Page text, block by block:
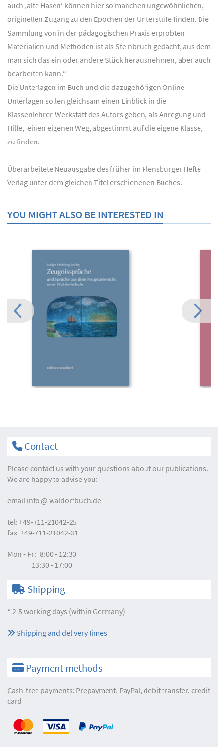
auch ‚alte Hasen‘ können hier so manchen ungewöhnlichen,
originellen Zugang zu den Epochen der Unterstufe finden. Die
Sammlung von in der pädagogischen Praxis erprobten
Materialien und Methoden ist als Steinbruch gedacht, aus dem
man sich das ein oder andere Stück herausnehmen, aber auch
bearbeiten kann.“
Die Unterlagen im Buch und die dazugehörigen Online-
Unterlagen sollen gleichsam einen Einblick in die
Klassenlehrer-Werkstatt des Autors geben, als Anregung und
Hilfe, einen eigenen Weg, abgestimmt auf die eigene Klasse,
zu finden.
Überarbeitete Neuausgabe des früher im Flensburger Hefte
Verlag unter dem gleichen Titel erschienenen Buches.
YOU MIGHT ALSO BE INTERESTED IN
Contact
Please contact us with your questions about our publications.
We are happy to advise you:
email info waldorfbuch.de
tel: +49-711-21042-25
fax: +49-711-21042-31
Mon - Fr: 8:00 - 12:30
13:30 - 17:00
Shipping
* 2-5 working days (within Germany)
Shipping and delivery times
Payment methods
Cash-free payments: Prepayment, PayPal, debit transfer, credit
card